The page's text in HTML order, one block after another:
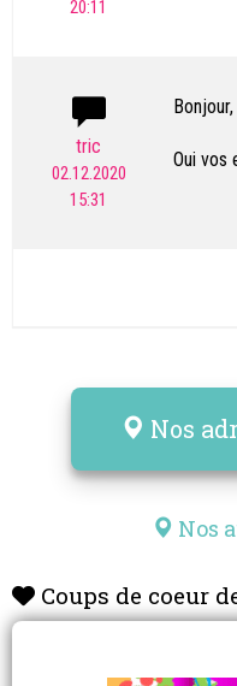
20:11
atteint.
tric
02.12.2020
15:31
Bonjour,
Oui vos
Nos
Nos
Coups de coeur